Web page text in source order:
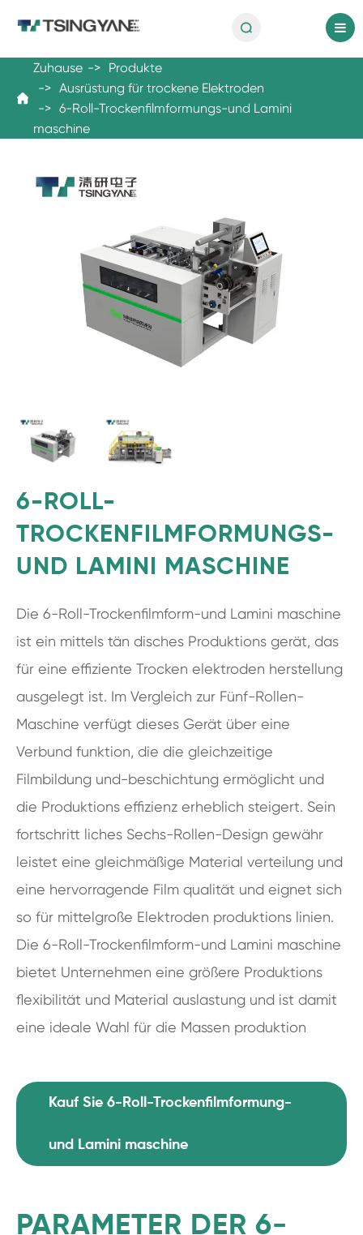


Zuhause
Produkte
Ausrüstung für trockene Elektroden
6-Roll-Trockenfilmformungs-und Lamini
maschine
6-ROLL-
TROCKENFILMFORMUNGS-
UND LAMINI MASCHINE
Die 6-Roll-Trockenfilmform-und Lamini maschine
ist ein mittels tän disches Produktions gerät, das
für eine effiziente Trocken elektroden herstellung
ausgelegt ist. Im Vergleich zur Fünf-Rollen-
Maschine verfügt dieses Gerät über eine
Verbund funktion, die die gleichzeitige
Filmbildung und-beschichtung ermöglicht und
die Produktions effizienz erheblich steigert. Sein
fortschritt liches Sechs-Rollen-Design gewähr
leistet eine gleichmäßige Material verteilung und
eine hervorragende Film qualität und eignet sich
so für mittelgroße Elektroden produktions linien.
Die 6-Roll-Trockenfilmform-und Lamini maschine
bietet Unternehmen eine größere Produktions
flexibilität und Material auslastung und ist damit
eine ideale Wahl für die Massen produktion
Kauf Sie 6-Roll-Trockenfilmformung-
und Lamini maschine
PARAMETER DER 6-